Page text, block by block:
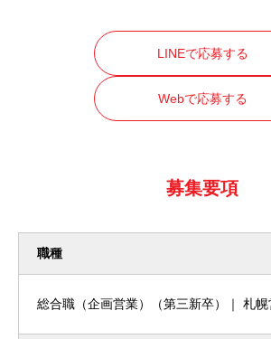
LINEで応募する
Webで応募する
募集要項
職種
総合職（企画営業）（第三新卒）｜ 札